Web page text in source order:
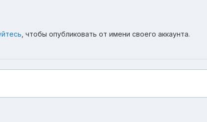
, чтобы опубликовать от имени своего аккаунта.